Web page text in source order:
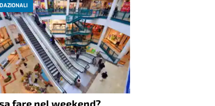
fare nel weekend?